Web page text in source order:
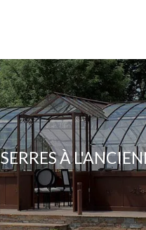
SERRES À